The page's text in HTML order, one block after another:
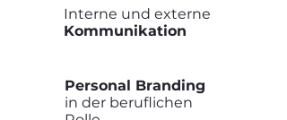
Interne und externe
Kommunikation
Personal Branding
in der beruflichen